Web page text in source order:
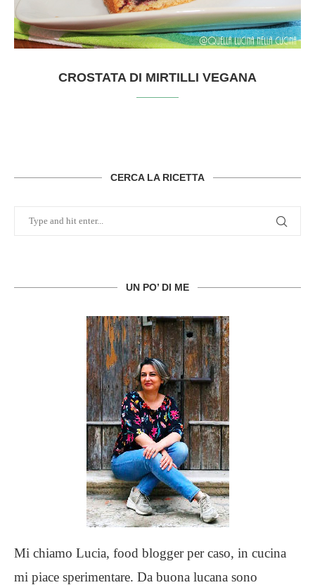
CROSTATA DI MIRTILLI VEGANA
CERCA LA RICETTA
UN PO’ DI ME
Mi chiamo Lucia, food blogger per caso, in cucina
mi piace sperimentare. Da buona lucana sono